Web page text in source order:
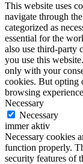
This website uses
navigate through
categorized as
essential for the
also use third-party
you use this
only with your
cookies. But opting
browsing
Necessary
Necessary
immer aktiv
Necessary cookies
function properly.
security features of